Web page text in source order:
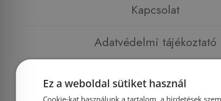
Kapcsolat
Adatvédelmi tájékoztató
Ez a weboldal sütiket használ
Cookie-kat használunk a tartalom, a hirdetések